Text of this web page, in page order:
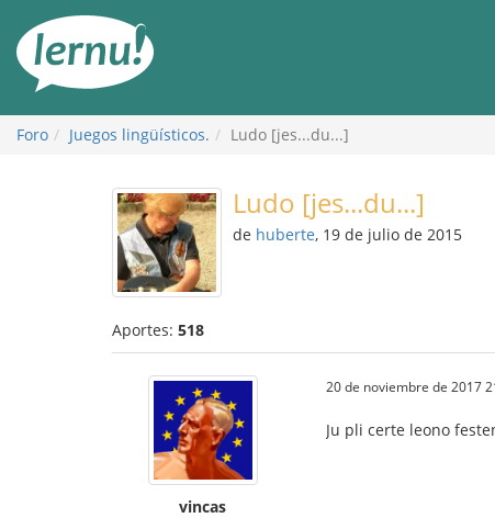
Foro Juegos lingüísticos. Ludo [jes...du...]
Ludo [jes...du...]
de huberte, 19 de julio de 2015
Aportes: 518
vincas
20 de noviembre de 2017
Ju pli certe leono